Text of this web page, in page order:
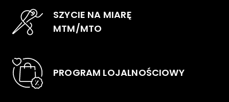
stronie
SZYCIE NA MIARĘ
MTM/MTO
PROGRAM LOJALNOŚCIOWY